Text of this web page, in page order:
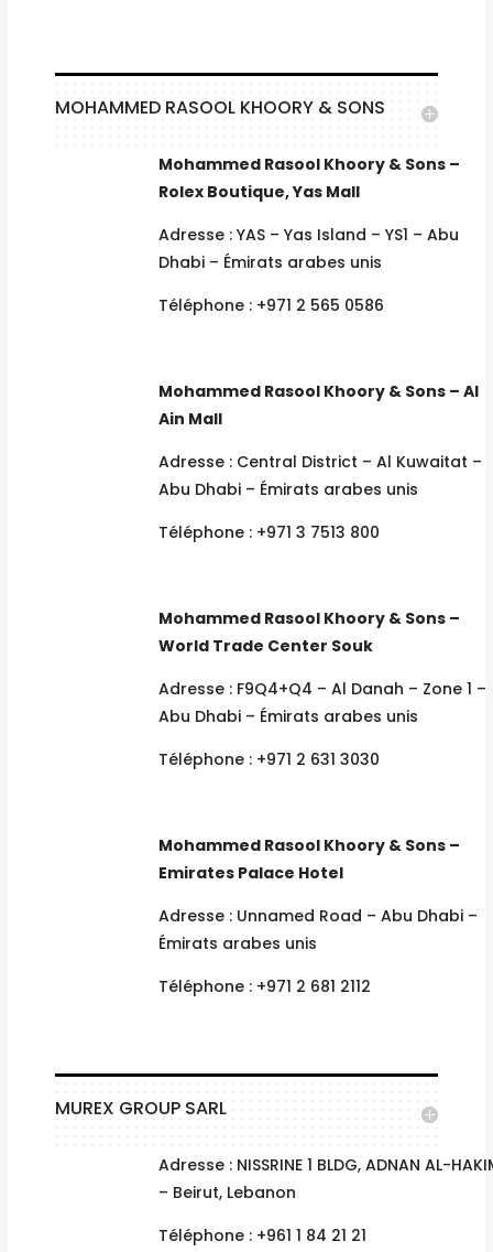
MOHAMMED RASOOL KHOORY & SONS
Mohammed Rasool Khoory & Sons –
Rolex Boutique, Yas Mall
Adresse : YAS – Yas Island – YS1 – Abu
Dhabi – Émirats arabes unis
Téléphone : +971 2 565 0586
Mohammed Rasool Khoory & Sons – Al
Ain Mall
Adresse : Central District – Al Kuwaitat –
Abu Dhabi – Émirats arabes unis
Téléphone : +971 3 7513 800
Mohammed Rasool Khoory & Sons –
World Trade Center Souk
Adresse : F9Q4+Q4 – Al Danah – Zone 1 –
Abu Dhabi – Émirats arabes unis
Téléphone : +971 2 631 3030
Mohammed Rasool Khoory & Sons –
Emirates Palace Hotel
Adresse : Unnamed Road – Abu Dhabi –
Émirats arabes unis
Téléphone : +971 2 681 2112
MUREX GROUP SARL
Adresse : NISSRINE 1 BLDG, ADNAN AL-
– Beirut, Lebanon
Téléphone : +961 1 84 21 21